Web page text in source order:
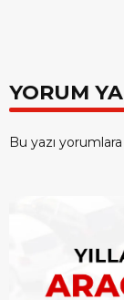
YORUM
Bu yazı yorumlara